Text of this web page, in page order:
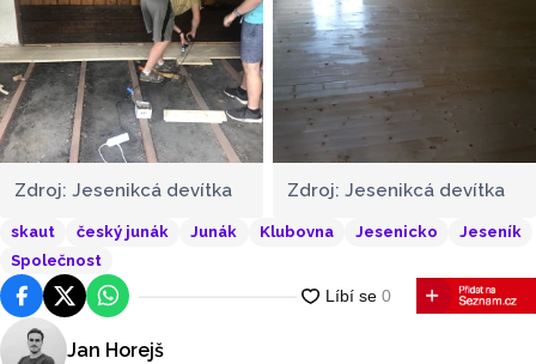
Zdroj: Jesenikcá devítka Zdroj: Jesenikcá devítka
skaut český junák Junák Klubovna Jesenicko
Jeseník
Společnost
FacebookPlatforma X
WhatsApp
Jan Horejš